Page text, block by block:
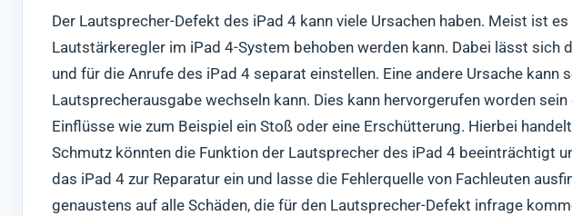
Der Lautsprecher-Defekt des iPad 4 kann viele Ursachen haben. Meist ist
Lautstärkeregler im iPad 4-System behoben werden kann. Dabei lässt
und für die Anrufe des iPad 4 separat einstellen. Eine andere Ursache
Lautsprecherausgabe wechseln kann. Dies kann hervorgerufen worden
Einflüsse wie zum Beispiel ein Stoß oder eine Erschütterung. Hierbei
Schmutz könnten die Funktion der Lautsprecher des iPad 4 beeinträchtigt
das iPad 4 zur Reparatur ein und lasse die Fehlerquelle von Fachleuten
genaustens auf alle Schäden, die für den Lautsprecher-Defekt infrage